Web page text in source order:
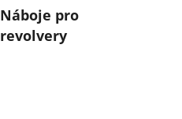
Náboje pro
revolvery